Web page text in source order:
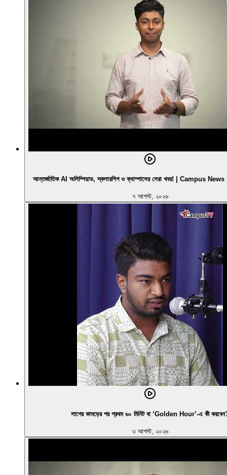
আন্তর্জাতিক AI অলিম্পিয়াড, স্কলারশিপ ও ক্যাম্পাসের সেরা খবর! | Campus
৭ আগস্ট, ২০২৬
সাপের কামড়ের পর প্রথম ৬০ মিনিট বা ‘Golden Hour’-এ কী
৩ আগস্ট, ২০২৬